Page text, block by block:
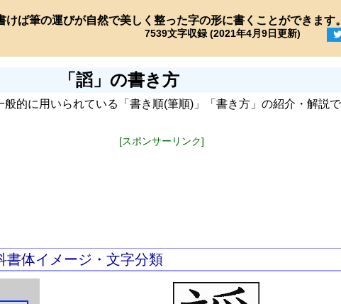
けば筆の運びが自然で美しく整った字の形に書くことができます。
7539文字収録 (2021年4月9日更新)
「謟」の書き方
般的に用いられている「書き順(筆順)」「書き方」の紹介・解説で
[スポンサーリンク]
書体イメージ・文字分類